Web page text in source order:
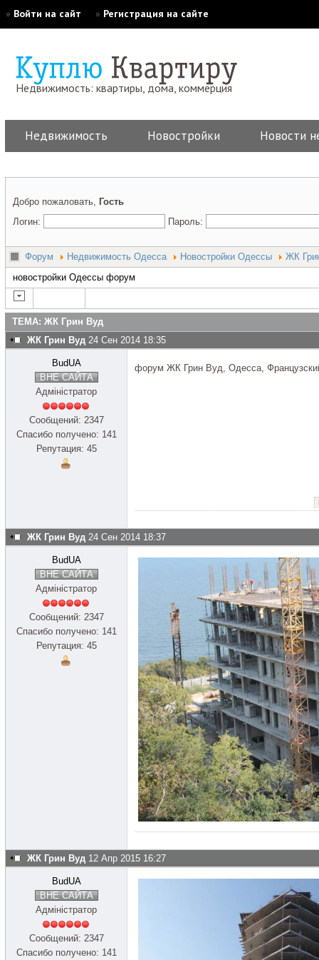
» Войти на сайт » Регистрация на сайте
Недвижимость: квартиры, дома, коммерция
Недвижимость Новостройки Новости
Добро пожаловать, Гость
Логин:
Пароль:
Форум Недвижимость Одесса Новостройки Одессы
ЖК
новостройки Одессы форум
ТЕМА: ЖК Грин Вуд
ЖК Грин Вуд 24 Сен 2014 18:35
BudUA
ВНЕ САЙТА
Адміністратор
Сообщений: 2347
Спасибо получено: 141
Репутация: 45
форум ЖК Грин Вуд, Одесса,
ЖК Грин Вуд 24 Сен 2014 18:37
BudUA
ВНЕ САЙТА
Адміністратор
Сообщений: 2347
Спасибо получено: 141
Репутация: 45
ЖК Грин Вуд 12 Апр 2015 16:27
BudUA
ВНЕ САЙТА
Адміністратор
Сообщений: 2347
Спасибо получено: 141